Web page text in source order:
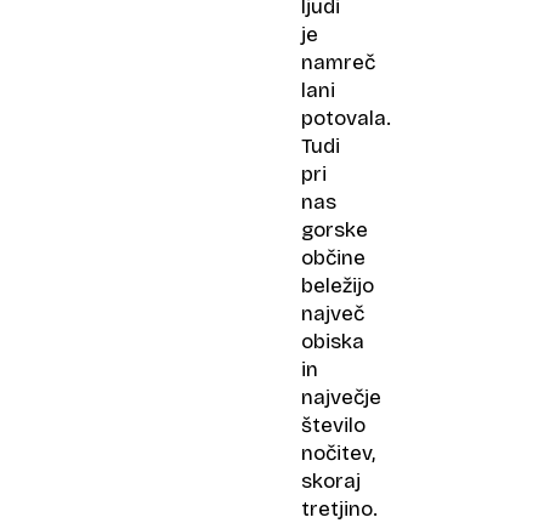
ljudi
je
namreč
lani
potovala.
Tudi
pri
nas
gorske
občine
beležijo
največ
obiska
in
največje
število
nočitev,
skoraj
tretjino.